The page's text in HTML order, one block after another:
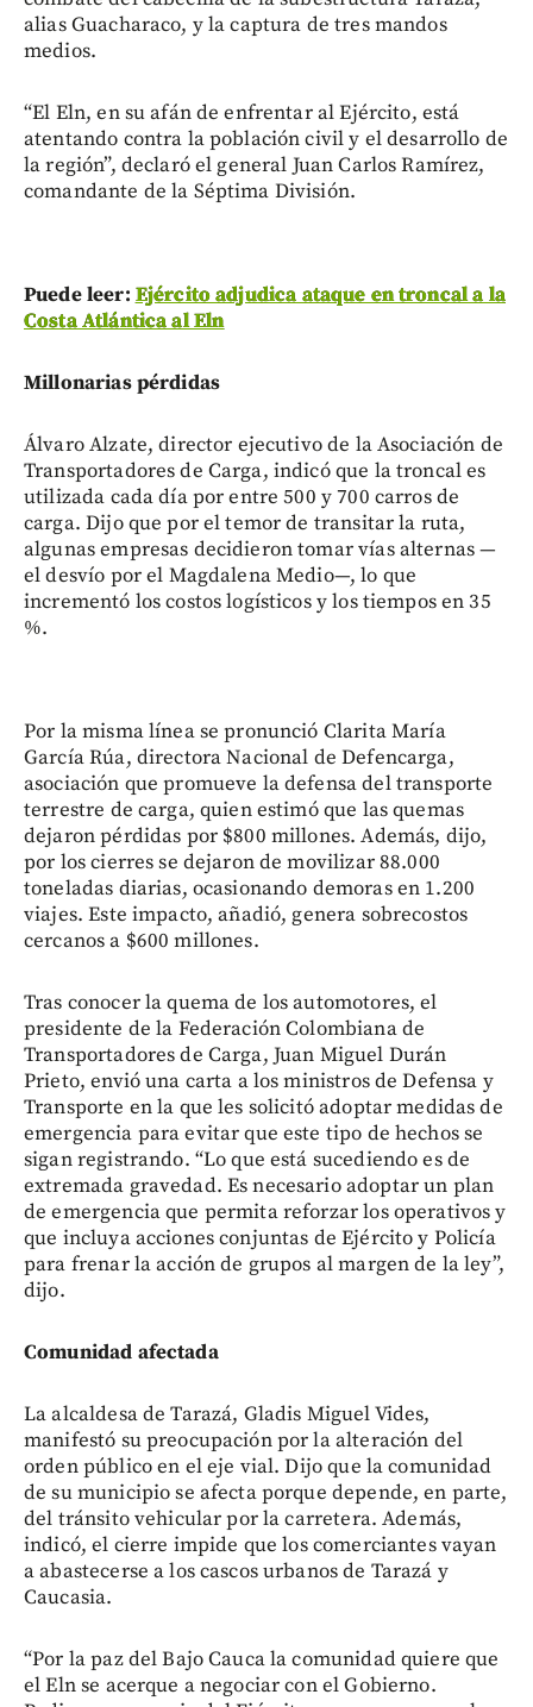
alias Guacharaco, y la captura de tres mandos
medios.
“El Eln, en su afán de enfrentar al Ejército, está
atentando contra la población civil y el desarrollo de
la región”, declaró el general Juan Carlos Ramírez,
comandante de la Séptima División.
Puede leer: Ejército adjudica ataque en troncal a la
Costa Atlántica al Eln
Millonarias pérdidas
Álvaro Alzate, director ejecutivo de la Asociación de
Transportadores de Carga, indicó que la troncal es
utilizada cada día por entre 500 y 700 carros de
carga. Dijo que por el temor de transitar la ruta,
algunas empresas decidieron tomar vías alternas —
el desvío por el Magdalena Medio—, lo que
incrementó los costos logísticos y los tiempos en 35
%.
Por la misma línea se pronunció Clarita María
García Rúa, directora Nacional de Defencarga,
asociación que promueve la defensa del transporte
terrestre de carga, quien estimó que las quemas
dejaron pérdidas por $800 millones. Además, dijo,
por los cierres se dejaron de movilizar 88.000
toneladas diarias, ocasionando demoras en 1.200
viajes. Este impacto, añadió, genera sobrecostos
cercanos a $600 millones.
Tras conocer la quema de los automotores, el
presidente de la Federación Colombiana de
Transportadores de Carga, Juan Miguel Durán
Prieto, envió una carta a los ministros de Defensa y
Transporte en la que les solicitó adoptar medidas de
emergencia para evitar que este tipo de hechos se
sigan registrando. “Lo que está sucediendo es de
extremada gravedad. Es necesario adoptar un plan
de emergencia que permita reforzar los operativos y
que incluya acciones conjuntas de Ejército y Policía
para frenar la acción de grupos al margen de la ley”,
dijo.
Comunidad afectada
La alcaldesa de Tarazá, Gladis Miguel Vides,
manifestó su preocupación por la alteración del
orden público en el eje vial. Dijo que la comunidad
de su municipio se afecta porque depende, en parte,
del tránsito vehicular por la carretera. Además,
indicó, el cierre impide que los comerciantes vayan
a abastecerse a los cascos urbanos de Tarazá y
Caucasia.
“Por la paz del Bajo Cauca la comunidad quiere que
el Eln se acerque a negociar con el Gobierno.